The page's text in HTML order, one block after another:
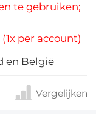
te gebruiken;
per account)
en België
Vergelijken